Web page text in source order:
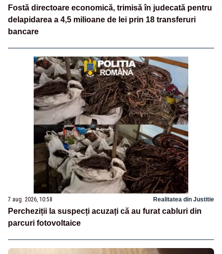
Fostă directoare economică, trimisă în judecată pentru
delapidarea a 4,5 milioane de lei prin 18 transferuri
bancare
7 aug. 2026, 10:58 Realitatea din Justitie
Percheziții la suspecți acuzați că au furat cabluri din
parcuri fotovoltaice